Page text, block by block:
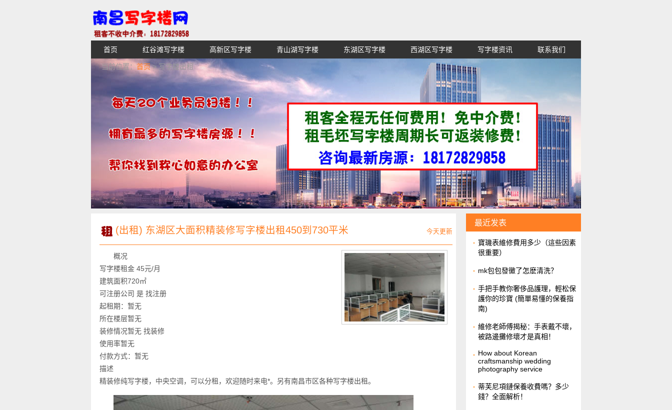
【不收中介费】南昌写字楼出租租赁招租出售,找高端高档高级超甲级办公室信息网,买纯价格租金便宜,高新区红谷滩西湖东湖青山
湖青云谱写字楼
首页 红谷滩写字楼 高新区写字楼 青山湖写字楼 东湖区写字楼 西湖区写字楼 写字楼资讯 联系我们
当前位置： 首页> 写字楼出租
今天更新
(出租) 东湖区大面积精装修写字楼出租450到730平米
概况
写字楼租金 45元/月
建筑面积720㎡
可注册公司 是 找注册
起租期：暂无
所在楼层暂无
装修情况暂无 找装修
使用率暂无
付款方式：暂无
描述
精装修纯写字楼，中央空调，可以分租，欢迎随时来电*。另有南昌市区各种写字楼出租。
最近发表
​寶璣表維修費用多少（這些因素
很重要）
​mk包包發黴了怎麽清洗？
​手把手教你奢侈品護理，輕松保
護你的珍寶 (簡單易懂的保養指
南)
維修老師傅揭秘：手表戴不壞，
被路邊攤修壞才是真相！
How about Korean
craftsmanship wedding
photography service
​蒂芙尼項鏈保養收費嗎？多少
錢？全面解析！